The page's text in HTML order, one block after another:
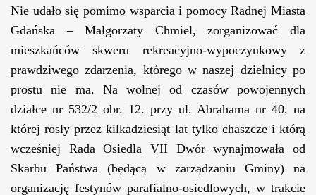
Nie udało się pomimo wsparcia i pomocy Radnej Miasta
Gdańska – Małgorzaty Chmiel, zorganizować dla
mieszkańców skweru rekreacyjno-wypoczynkowy z
prawdziwego zdarzenia, którego w naszej dzielnicy po
prostu nie ma. Na wolnej od czasów powojennych
działce nr 532/2 obr. 12. przy ul. Abrahama nr 40, na
której rosły przez kilkadziesiąt lat tylko chaszcze i którą
wcześniej Rada Osiedla VII Dwór wynajmowała od
Skarbu Państwa (będącą w zarządzaniu Gminy) na
organizację festynów parafialno-osiedlowych, w trakcie